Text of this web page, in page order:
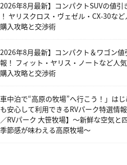
2026年8月最新】コンパクトSUVの値引
ヤリスクロス・ヴェゼル・CX-30な
入攻略と交渉術
2026年8月最新】コンパクト＆ワゴン
！ フィット・ヤリス・ノートなど人
入攻略と交渉術
車中泊で“高原の牧場”へ行こう！」は
安心して利用できるRVパーク特選情
RVパーク 大笹牧場】～新鮮な空気と
節感が味わえる高原牧場～